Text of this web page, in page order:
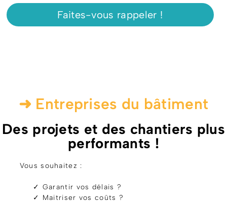
Faites-vous rappeler !
➜ Entreprises du bâtiment
Des projets et des chantiers plus
performants !
Vous souhaitez :
✓ Garantir vos délais ?
✓ Maitriser vos coûts ?